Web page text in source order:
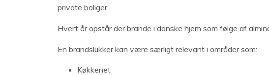
private boliger.
Hvert år opstår der brande i danske hjem som følge af
En brandslukker kan være særligt relevant i områder som:
Køkkenet